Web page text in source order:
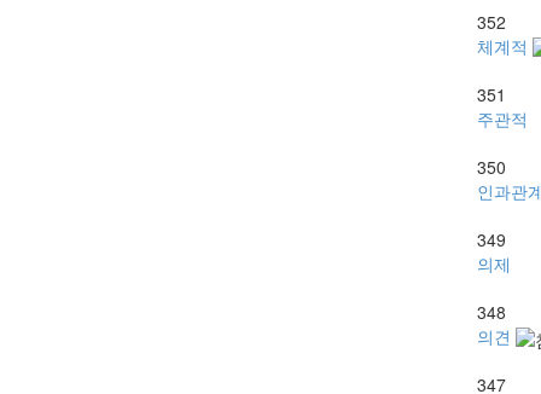
352
체계적
351
주관적
350
인과관
349
의제
348
의견
347